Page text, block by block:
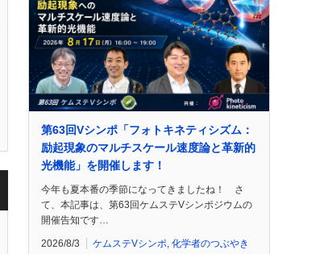
第63回Vシンポ「フォトキネティシズム：
励起現象のマルチスケール速度論と革新的
光機能」を開催します！
今年も夏本番の季節になってきましたね！ さ
て、本記事は、第63回ケムステVシンポジウムの
開催告知です…
2026/8/3 ケムステVシンポ, 化学者のつぶやき